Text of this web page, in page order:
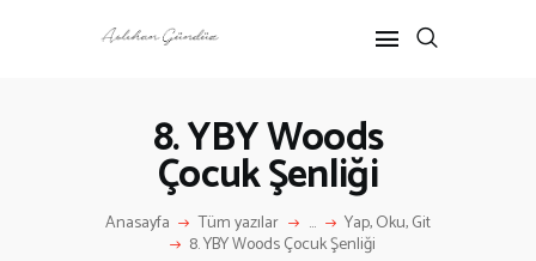
8. YBY Woods
Çocuk Şenliği
Anasayfa Tüm yazılar ... Yap, Oku, Git
8. YBY Woods Çocuk Şenliği
ANASAYFA
RÖPORTAJ
ANNE-ÇOCUK